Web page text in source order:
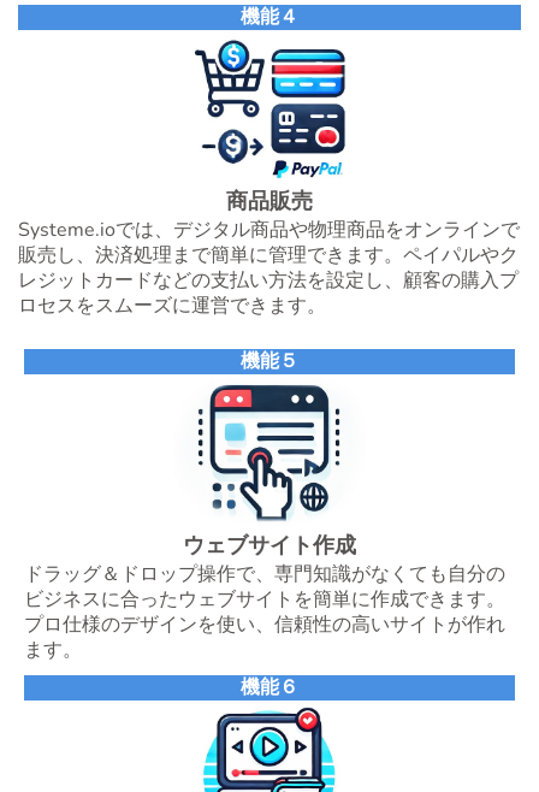
機能４
商品販売
Systeme.ioでは、デジタル商品や物理商品をオンラインで
販売し、決済処理まで簡単に管理できます。ペイパルやク
レジットカードなどの支払い方法を設定し、顧客の購入プ
ロセスをスムーズに運営できます。
機能５
ウェブサイト作成
ドラッグ＆ドロップ操作で、専門知識がなくても自分の
ビジネスに合ったウェブサイトを簡単に作成できます。
プロ仕様のデザインを使い、信頼性の高いサイトが作れ
ます。
機能６